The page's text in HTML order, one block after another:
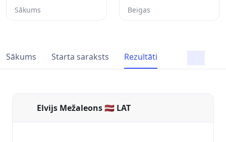
Sākums Beigas
Sākums Starta saraksts Rezultāti
Elvijs Mežaleons 🇱🇻 LAT